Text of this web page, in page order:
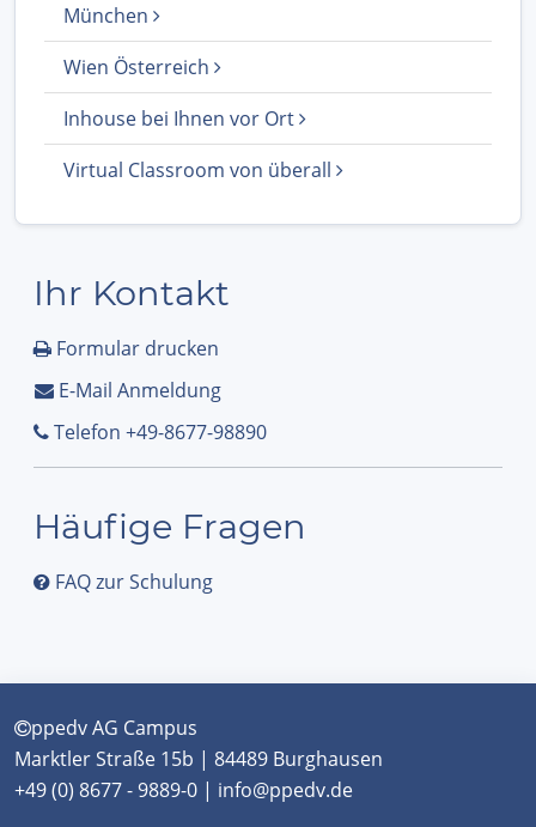
München
Wien Österreich
Inhouse bei Ihnen vor Ort
Virtual Classroom von überall
Ihr Kontakt
Formular drucken
E-Mail Anmeldung
Telefon +49-8677-98890
Häufige Fragen
FAQ zur Schulung
ppedv AG Campus
Marktler Straße 15b | 84489 Burghausen
+49 (0) 8677 - 9889-0 | info@ppedv.de